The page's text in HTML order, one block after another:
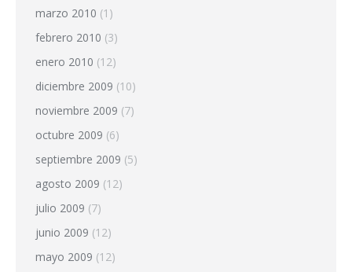
marzo 2010 (1)
febrero 2010 (3)
enero 2010 (12)
diciembre 2009 (10)
noviembre 2009 (7)
octubre 2009 (6)
septiembre 2009 (5)
agosto 2009 (12)
julio 2009 (7)
junio 2009 (12)
mayo 2009 (12)